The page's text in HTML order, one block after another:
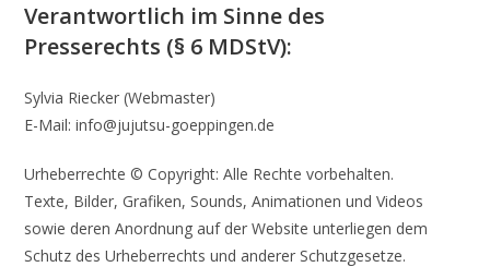
Verantwortlich im Sinne des
Presserechts (§ 6 MDStV):
Sylvia Riecker (Webmaster)
E-Mail: info@jujutsu-goeppingen.de
Urheberrechte © Copyright: Alle Rechte vorbehalten.
Texte, Bilder, Grafiken, Sounds, Animationen und Videos
sowie deren Anordnung auf der Website unterliegen dem
Schutz des Urheberrechts und anderer Schutzgesetze.